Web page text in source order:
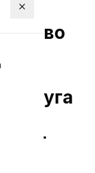
Затвори мени
во
друга